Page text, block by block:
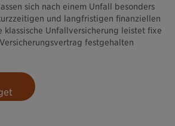
sich nach einem Unfall besonders
und langfristigen finanziellen
klassische Unfallversicherung leistet fixe
festgehalten